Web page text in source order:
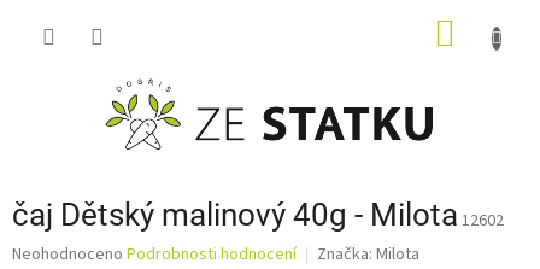
čaj Dětský malinový 40g - Milota 12602
Průměrné
Neohodnoceno Podrobnosti hodnocení Značka: Milota